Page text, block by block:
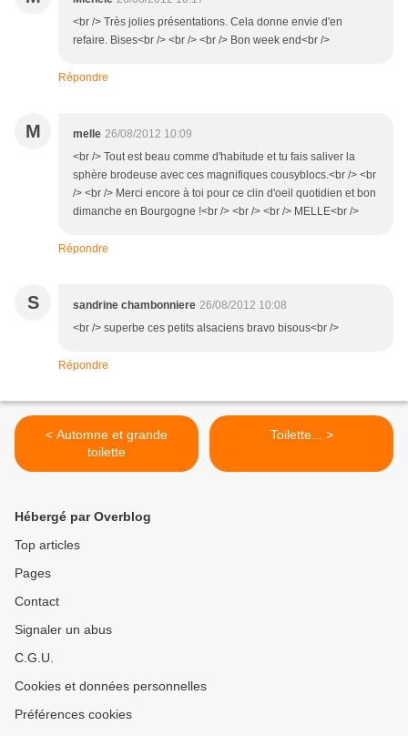
<br /> Très jolies présentations. Cela donne envie d'en
refaire. Bises<br /> <br /> <br /> Bon week end<br />
Répondre
M melle 26/08/2012 10:09
<br /> Tout est beau comme d'habitude et tu fais saliver la
sphère brodeuse avec ces magnifiques cousyblocs.<br /> <br
/> <br /> Merci encore à toi pour ce clin d'oeil quotidien et bon
dimanche en Bourgogne !<br /> <br /> <br /> MELLE<br />
Répondre
S sandrine chambonniere 26/08/2012 10:08
<br /> superbe ces petits alsaciens bravo bisous<br />
Répondre
< Automne et grande
toilette
Toilette... >
Hébergé par Overblog
Top articles
Pages
Contact
Signaler un abus
C.G.U.
Cookies et données personnelles
Préférences cookies